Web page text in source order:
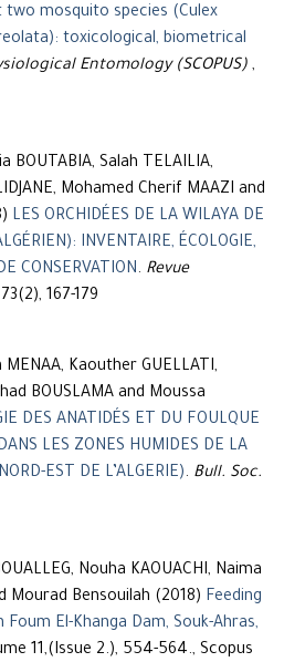
mosquito species (Culex
toxicological, biometrical
Entomology (SCOPUS) ,
BOUTABIA, Salah TELAILIA,
Mohamed Cherif MAAZI and
LES ORCHIDÉES DE LA WILAYA DE
INVENTAIRE, ÉCOLOGIE,
CONSERVATION. Revue
167-179
Kaouther GUELLATI,
BOUSLAMA and Moussa
DES ANATIDÉS ET DU FOULQUE
LES ZONES HUMIDES DE LA
EST DE L’ALGERIE). Bull. Soc.
Nouha KAOUACHI, Naima
Mourad Bensouilah (2018) Feeding
El-Khanga Dam, Souk-Ahras,
11,(Issue 2.), 554-564., Scopus